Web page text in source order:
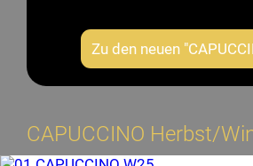
Zu den neuen
CAPUCCINO Herbst/